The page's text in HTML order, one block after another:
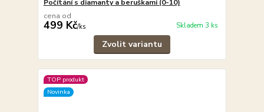
Počítání s diamanty a beruškami (0-10)
cena od
499 Kč/ks Skladem 3 ks
Zvolit variantu
TOP produkt
Novinka